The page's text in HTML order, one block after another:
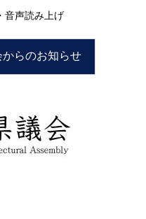
音声読み上げ
からのお知らせ